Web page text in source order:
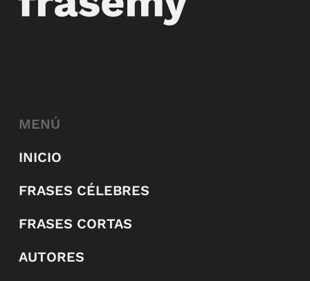
MENÚ
INICIO
FRASES CÉLEBRES
FRASES CORTAS
AUTORES